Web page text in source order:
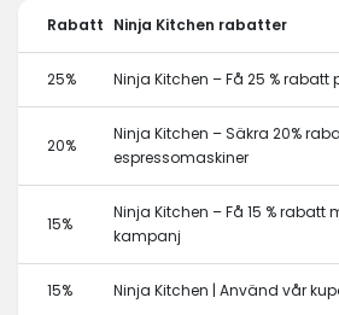
Rabatt Ninja Kitchen rabatter
25% Ninja Kitchen – Få 25 % rabatt
20%
Ninja Kitchen – Säkra 20%
espressomaskiner
15%
Ninja Kitchen – Få 15 % rabatt
kampanj
15% Ninja Kitchen | Använd vår